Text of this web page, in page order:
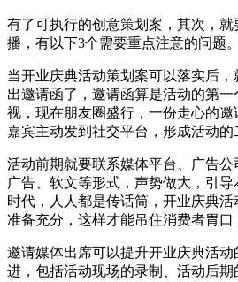
有了可执行的创意策划案，其次，
播，有以下3个需要重点注意的问题。
当开业庆典活动策划案可以落实后
出邀请函了，邀请函算是活动的第
视，现在朋友圈盛行，一份走心的
嘉宾主动发到社交平台，形成活动的
活动前期就要联系媒体平台、广告公
广告、软文等形式，声势做大，引
时代，人人都是传话筒，开业庆典
准备充分，这样才能吊住消费者胃口
邀请媒体出席可以提升开业庆典活
进，包括活动现场的录制、活动后